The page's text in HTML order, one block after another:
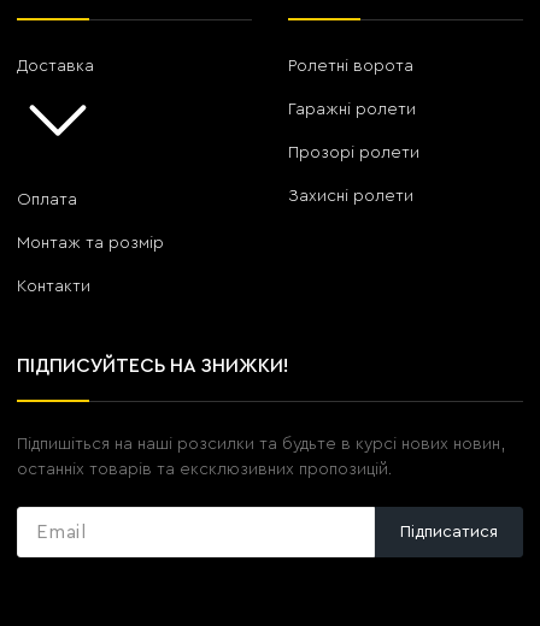
Доставка
Оплата
Монтаж та розмір
Контакти
Ролетні ворота
Гаражні ролети
Прозорі ролети
Захисні ролети
ПІДПИСУЙТЕСЬ НА ЗНИЖКИ!
Підпишіться на наші розсилки та будьте в курсі нових новин,
останніх товарів та ексклюзивних пропозицій.
Підписатися